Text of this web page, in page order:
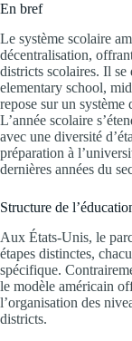
En bref
Le système scolaire
décentralisation,
districts scolaires. Il
elementary school,
repose sur un
L’année scolaire
avec une diversité
préparation à
dernières années du
Structure de
Aux États-Unis, le
étapes distinctes,
spécifique.
le modèle américain
l’organisation des
districts.